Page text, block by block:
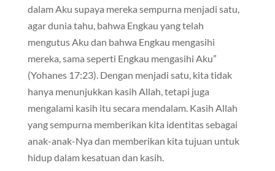
dalam Aku supaya mereka sempurna menjadi satu,
agar dunia tahu, bahwa Engkau yang telah
mengutus Aku dan bahwa Engkau mengasihi
mereka, sama seperti Engkau mengasihi Aku”
(Yohanes 17:23). Dengan menjadi satu, kita tidak
hanya menunjukkan kasih Allah, tetapi juga
mengalami kasih itu secara mendalam. Kasih Allah
yang sempurna memberikan kita identitas sebagai
anak-anak-Nya dan memberikan kita tujuan untuk
hidup dalam kesatuan dan kasih.